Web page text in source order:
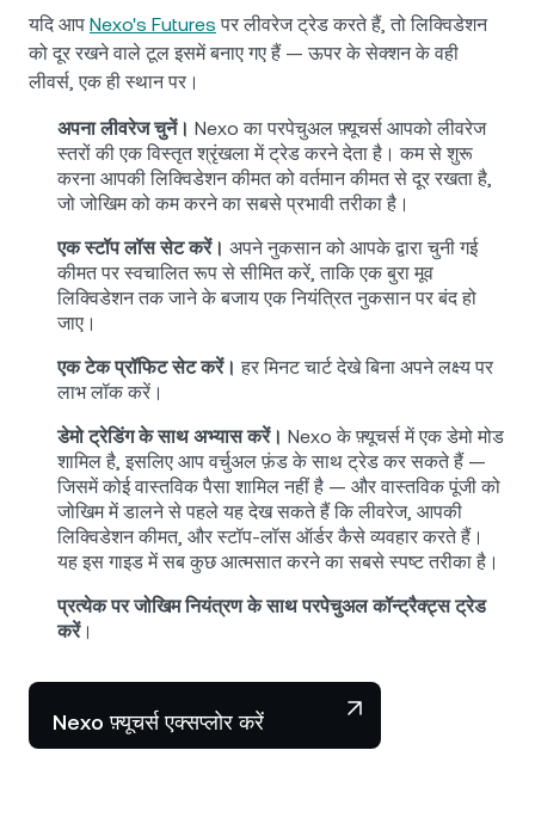
यदि आप Nexo's Futures पर लीवरेज ट्रेड करते हैं, तो लिक्विडेशन
को दूर रखने वाले टूल इसमें बनाए गए हैं — ऊपर के सेक्शन के वही
लीवर्स, एक ही स्थान पर।
अपना लीवरेज चुनें। Nexo का परपेचुअल फ़्यूचर्स आपको लीवरेज
स्तरों की एक विस्तृत श्रृंखला में ट्रेड करने देता है। कम से शुरू
करना आपकी लिक्विडेशन कीमत को वर्तमान कीमत से दूर रखता है,
जो जोखिम को कम करने का सबसे प्रभावी तरीका है।
एक स्टॉप लॉस सेट करें। अपने नुकसान को आपके द्वारा चुनी गई
कीमत पर स्वचालित रूप से सीमित करें, ताकि एक बुरा मूव
लिक्विडेशन तक जाने के बजाय एक नियंत्रित नुकसान पर बंद हो
जाए।
एक टेक प्रॉफिट सेट करें। हर मिनट चार्ट देखे बिना अपने लक्ष्य पर
लाभ लॉक करें।
डेमो ट्रेडिंग के साथ अभ्यास करें। Nexo के फ़्यूचर्स में एक डेमो मोड
शामिल है, इसलिए आप वर्चुअल फ़ंड के साथ ट्रेड कर सकते हैं —
जिसमें कोई वास्तविक पैसा शामिल नहीं है — और वास्तविक पूंजी को
जोखिम में डालने से पहले यह देख सकते हैं कि लीवरेज, आपकी
लिक्विडेशन कीमत, और स्टॉप-लॉस ऑर्डर कैसे व्यवहार करते हैं।
यह इस गाइड में सब कुछ आत्मसात करने का सबसे स्पष्ट तरीका है।
प्रत्येक पर जोखिम नियंत्रण के साथ परपेचुअल कॉन्ट्रैक्ट्स ट्रेड
करें।
Nexo फ़्यूचर्स एक्सप्लोर करें